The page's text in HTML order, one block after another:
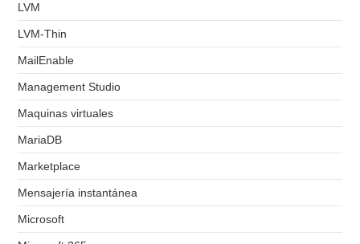
LVM
LVM-Thin
MailEnable
Management Studio
Maquinas virtuales
MariaDB
Marketplace
Mensajería instantánea
Microsoft